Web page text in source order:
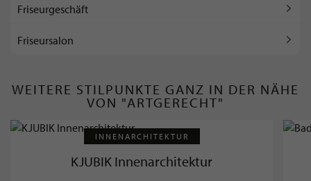
Friseurgeschäft
Friseursalon
WEITERE STILPUNKTE GANZ IN DER NÄHE
VON "ARTGERECHT"
INNENARCHITEKTUR
KJUBIK Innenarchitektur